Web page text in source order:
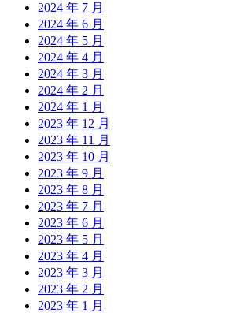
2024 年 7 月
2024 年 6 月
2024 年 5 月
2024 年 4 月
2024 年 3 月
2024 年 2 月
2024 年 1 月
2023 年 12 月
2023 年 11 月
2023 年 10 月
2023 年 9 月
2023 年 8 月
2023 年 7 月
2023 年 6 月
2023 年 5 月
2023 年 4 月
2023 年 3 月
2023 年 2 月
2023 年 1 月